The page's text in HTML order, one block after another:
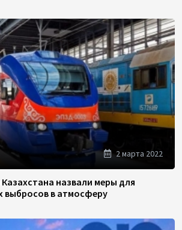
2 марта 2022
назвали меры для
выбросов в атмосферу